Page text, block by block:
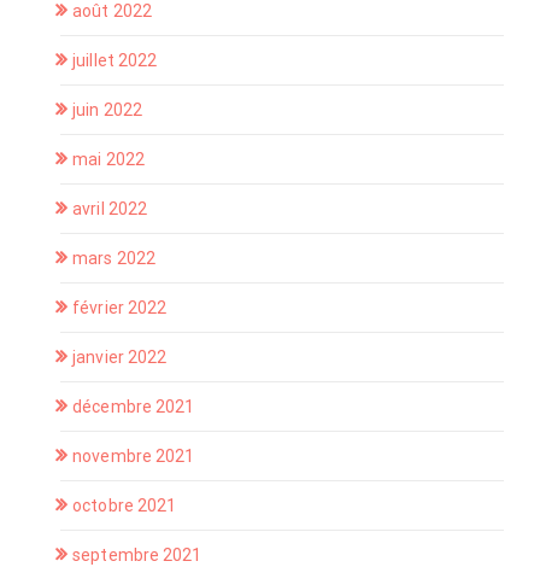
août 2022
juillet 2022
juin 2022
mai 2022
avril 2022
mars 2022
février 2022
janvier 2022
décembre 2021
novembre 2021
octobre 2021
septembre 2021